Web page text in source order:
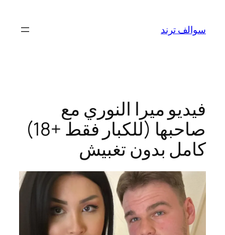
المحتوى
سوالف ترند
فيديو ميرا النوري مع
صاحبها (للكبار فقط +18)
كامل بدون تغبيش